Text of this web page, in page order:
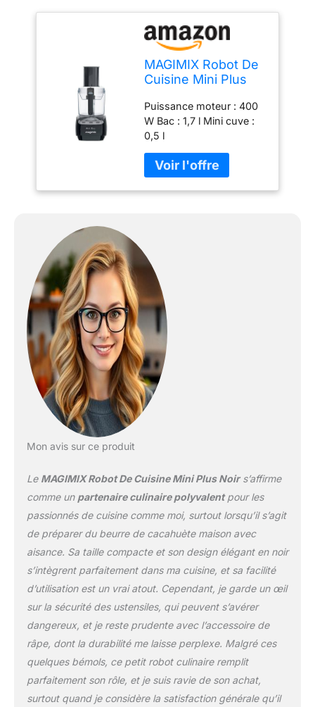
MAGIMIX Robot De
Cuisine Mini Plus
Puissance moteur : 400
W Bac : 1,7 l Mini cuve :
0,5 l
Mon avis sur ce produit
Le MAGIMIX Robot De Cuisine Mini Plus Noirs’affirme
comme un partenaire culinaire polyvalentpour les
passionnés de cuisine comme moi, surtout lorsqu’il s’agit
de préparer du beurre de cacahuète maison avec
aisance. Sa taille compacte et son design élégant en noir
s’intègrent parfaitement dans ma cuisine, et sa facilité
d’utilisation est un vrai atout. Cependant, je garde un œil
sur la sécurité des ustensiles, qui peuvent s’avérer
dangereux, et je reste prudente avec l’accessoire de
râpe, dont la durabilité me laisse perplexe. Malgré ces
quelques bémols, ce petit robot culinaire remplit
parfaitement son rôle, et je suis ravie de son achat,
surtout quand je considère la satisfaction générale qu’il